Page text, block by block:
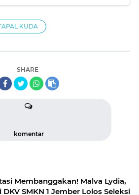
KUDA
SHARE
komentar
Membanggakan! Malva Lydia,
DKV SMKN 1 Jember Lolos Seleksi